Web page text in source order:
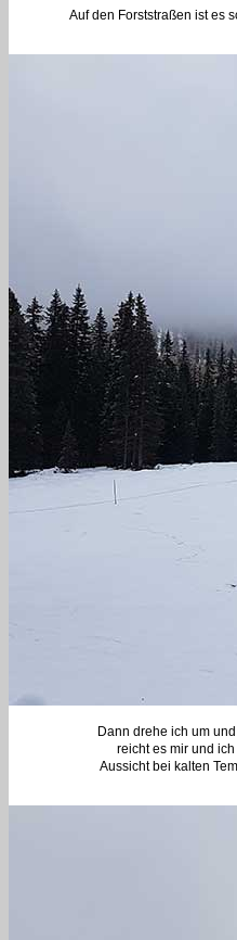
Auf den Forststraßen ist es
Dann drehe ich um
reicht es mir und
Aussicht bei kalten